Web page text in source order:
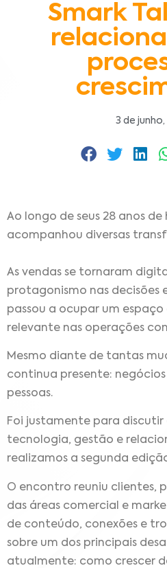
Smark
3 de
Ao longo de seus 28 anos
acompanhou diversas
As vendas se tornaram
protagonismo nas decisões
passou a ocupar um
relevante nas operações
Mesmo diante de tantas
continua presente:
pessoas.
Foi justamente para discutir
tecnologia, gestão e
realizamos a segunda
O encontro reuniu clientes,
das áreas comercial e
de conteúdo, conexões e
sobre um dos principais
atualmente: como crescer